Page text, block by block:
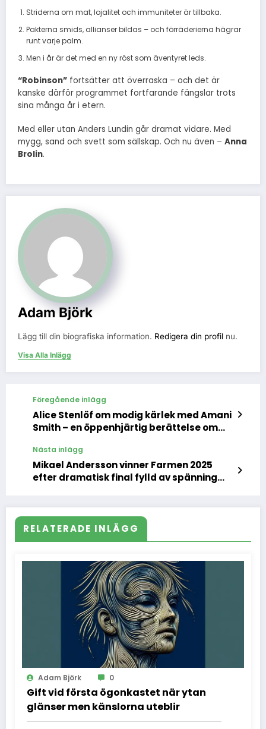
Striderna om mat, lojalitet och immuniteter är tillbaka.
Pakterna smids, allianser bildas – och förräderierna hägrar
runt varje palm.
Men i år är det med en ny röst som äventyret leds.
“Robinson” fortsätter att överraska – och det är
kanske därför programmet fortfarande fängslar trots
sina många år i etern.
Med eller utan Anders Lundin går dramat vidare. Med
mygg, sand och svett som sällskap. Och nu även – Anna
Brolin.
Adam Björk
Lägg till din biografiska information. Redigera din profil nu.
Visa Alla Inlägg
Föregående inlägg
Alice Stenlöf om modig kärlek med Amani
Smith – en öppenhjärtig berättelse om
Nästa inlägg
Mikael Andersson vinner Farmen 2025
efter dramatisk final fylld av spänning
RELATERADE INLÄGG
Adam Björk 0
Gift vid första ögonkastet när ytan
glänser men känslorna uteblir